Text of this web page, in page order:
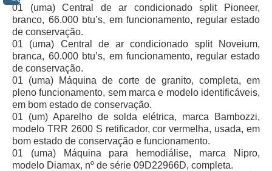
Responsabilidade Socioambiental
Comissão Permanente de Acessibilidade e Inclusão
Escola Judicial
Programa Trabalho Seguro
Coordenadoria de Saúde
Serviços
Ação Trabalhista (Atermação)
01 (uma) Central de ar condicionado split Pioneer,
branco, 66.000 btu’s, em funcionamento, regular estado
de conservação.
01 (uma) Central de ar condicionado split Noveium,
branca, 60.000 btu’s, em funcionamento, regular estado
de conservação.
01 (uma) Máquina de corte de granito, completa, em
pleno funcionamento, sem marca e modelo identificáveis,
em bom estado de conservação.
01 (um) Aparelho de solda elétrica, marca Bambozzi,
modelo TRR 2600 S retificador, cor vermelha, usada, em
bom estado de conservação e funcionamento.
01 (uma) Máquina para hemodiálise, marca Nipro,
modelo Diamax, nº de série 09D22966D, completa.